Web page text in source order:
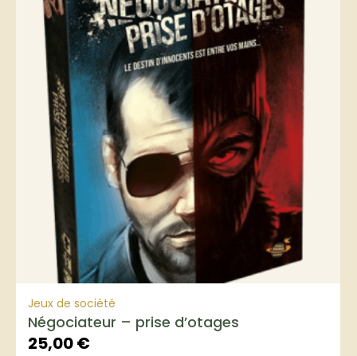
Jeux de société
Négociateur – prise d’otages
25,00€